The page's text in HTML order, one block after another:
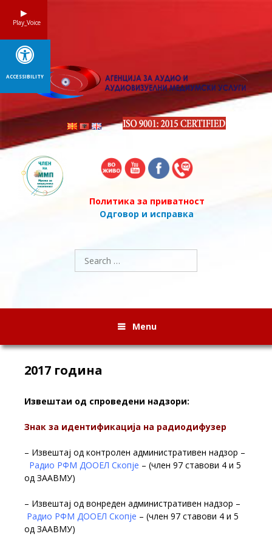
Политика за приватност
Одговор и исправка
Search
for:
Menu
2017 година
Извештаи од спроведени надзори:
Знак за идентификација на радиодифузер
– Извештај од контролен административен надзор –
Радио РФМ ДООЕЛ Скопје – (член 97 ставови 4 и 5
од ЗААВМУ)
– Извештај од вонреден административен надзор –
Радио РФМ ДООЕЛ Скопје – (член 97 ставови 4 и 5
од ЗААВМУ)
Play_Voice
ACCESSIBILITY